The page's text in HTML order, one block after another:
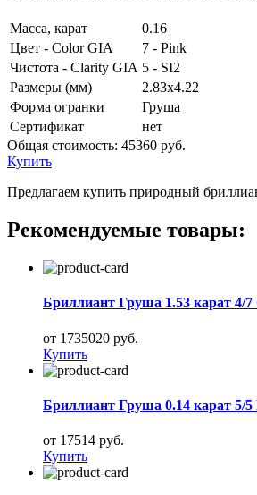
Масса, карат
0.16
Цвет - Color GIA
7 - Pink
Чистота - Clarity GIA 5 - SI2
Размеры (мм)
2.83x4.22
Форма огранки
Груша
Сертификат
нет
Общая стоимость: 45360 руб.
Купить
Предлагаем купить природный
Рекомендуемые товары:
Бриллиант Груша 1.53 карат 4/7
от 1735020 руб.
Купить
Бриллиант Груша 0.14 карат 5/5
от 17514 руб.
Купить